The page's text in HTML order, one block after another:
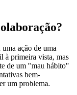
ação de uma
à primeira vista, mas
de um "mau hábito"
bem-
um problema.